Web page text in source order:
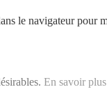
le navigateur pour
En savoir